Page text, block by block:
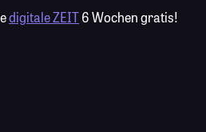
digitale ZEIT6 Wochen gratis!